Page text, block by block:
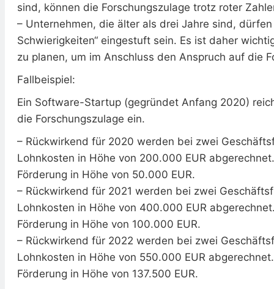
sind, können die Forschungszulage trotz roter
– Unternehmen, die älter als drei Jahre sind,
Schwierigkeiten“ eingestuft sein. Es ist daher
zu planen, um im Anschluss den Anspruch auf die
Fallbeispiel:
Ein Software-Startup (gegründet Anfang 2020)
die Forschungszulage ein.
– Rückwirkend für 2020 werden bei zwei
Lohnkosten in Höhe von 200.000 EUR
Förderung in Höhe von 50.000 EUR.
– Rückwirkend für 2021 werden bei zwei
Lohnkosten in Höhe von 400.000 EUR
Förderung in Höhe von 100.000 EUR.
– Rückwirkend für 2022 werden bei zwei
Lohnkosten in Höhe von 550.000 EUR
Förderung in Höhe von 137.500 EUR.